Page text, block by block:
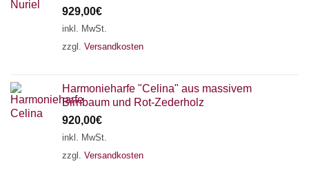
929,00€
inkl. MwSt.
zzgl. Versandkosten
Harmonieharfe "Celina" aus massivem
Birnbaum und Rot-Zederholz
920,00€
inkl. MwSt.
zzgl. Versandkosten